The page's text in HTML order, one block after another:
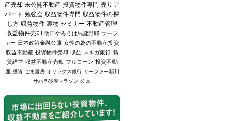
産売却 未公開不動産 投資物件専門 売りア
パート 勉強会 収益物件専門 収益物件の探
し方 収益物件 裏物 セミナー 不動産管理
収益物件売却 明日やろうは馬鹿野郎 サーフ
ァー 日本政策金融公庫 女性の為の不動産投資
収益不動産 投資物件売却 収益 スルガ銀行 賃
貸経営 収益不動産売却 フルローン 投資不動
産 投資 ごま書房 オリックス銀行 サーファー新川
サハラ砂漠マラソン 公庫